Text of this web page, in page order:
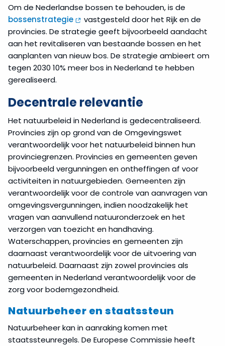
Om de Nederlandse bossen te behouden, is de
bossenstrategie
vastgesteld door het Rijk en de
provincies. De strategie geeft bijvoorbeeld aandacht
aan het revitaliseren van bestaande bossen en het
aanplanten van nieuw bos. De strategie ambieert om
tegen 2030 10% meer bos in Nederland te hebben
gerealiseerd.
Decentrale relevantie
Het natuurbeleid in Nederland is gedecentraliseerd.
Provincies zijn op grond van de Omgevingswet
verantwoordelijk voor het natuurbeleid binnen hun
provinciegrenzen. Provincies en gemeenten geven
bijvoorbeeld vergunningen en ontheffingen af voor
activiteiten in natuurgebieden. Gemeenten zijn
verantwoordelijk voor de controle van aanvragen van
omgevingsvergunningen, indien noodzakelijk het
vragen van aanvullend natuuronderzoek en het
verzorgen van toezicht en handhaving.
Waterschappen, provincies en gemeenten zijn
daarnaast verantwoordelijk voor de uitvoering van
natuurbeleid. Daarnaast zijn zowel provincies als
gemeenten in Nederland verantwoordelijk voor de
zorg voor bodemgezondheid.
Natuurbeheer en staatssteun
Natuurbeheer kan in aanraking komen met
staatssteunregels. De Europese Commissie heeft